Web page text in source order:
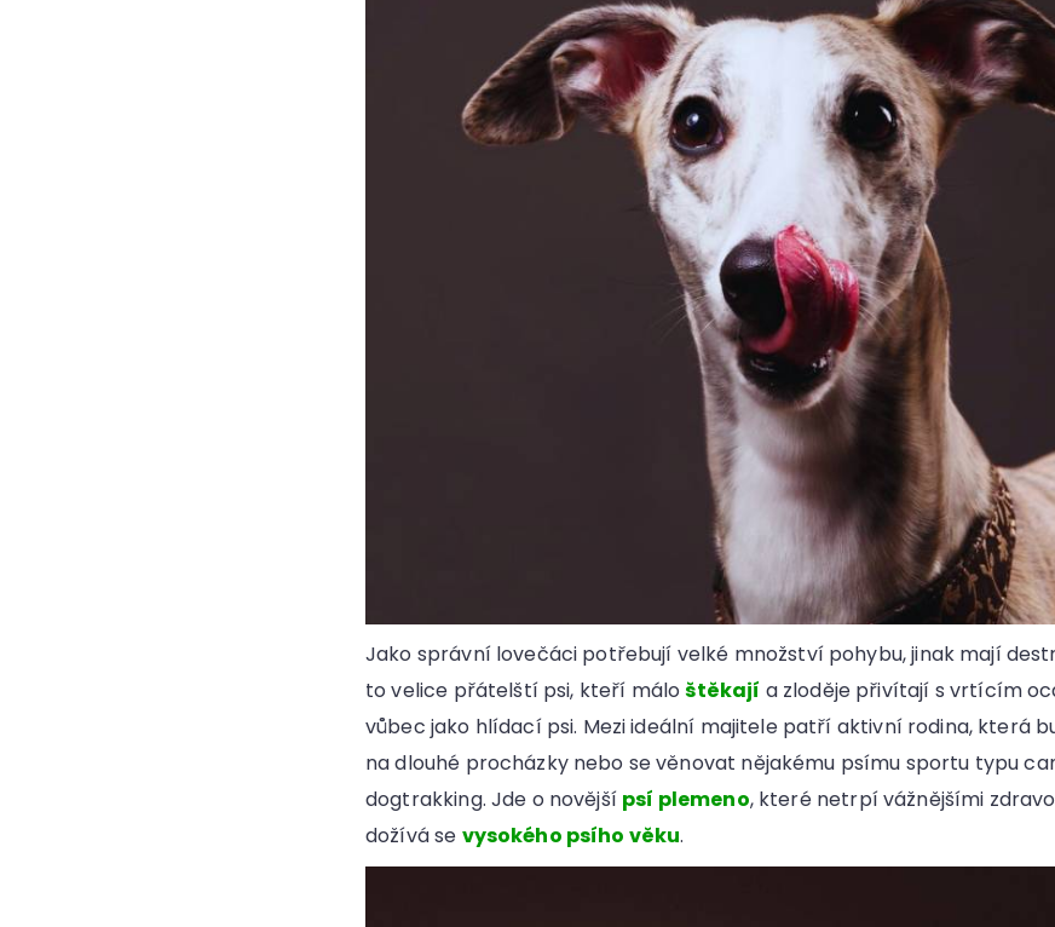
Jako správní lovečáci potřebují velké množství pohybu, jinak mají
to velice přátelští psi, kteří máloštěkají a zloděje přivítají s vrtícím
vůbec jako hlídací psi. Mezi ideální majitele patří aktivní rodina, která
na dlouhé procházky nebo se věnovat nějakému psímu sportu typu
dogtrakking. Jde o novější psí plemeno, které netrpí vážnějšími
dožívá se vysokého psího věku.